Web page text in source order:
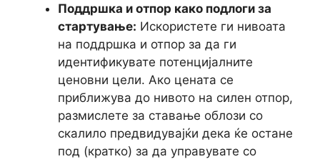
Поддршка и отпор како подлоги за
стартување: Искористете ги нивоата
на поддршка и отпор за да ги
идентификувате потенцијалните
ценовни цели. Ако цената се
приближува до нивото на силен отпор,
размислете за ставање облози со
скалило предвидувајќи дека ќе остане
под (кратко) за да управувате со